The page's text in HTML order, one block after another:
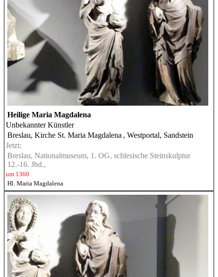
Heilige Maria Magdalena
Unbekannter Künstler
Breslau, Kirche St. Maria Magdalena , Westportal, Sandstein
Jetzt:
Breslau, Nationalmuseum, 1. OG, schlesische Steinskulptur
12.-16. Jhd.,
um 1360
Hl. Maria Magdalena